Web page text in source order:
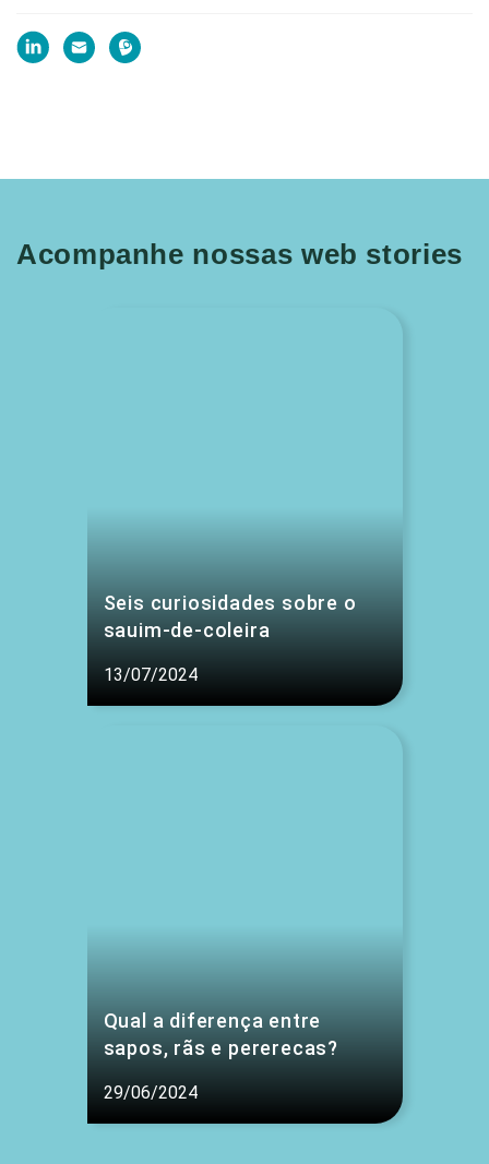
Acompanhe nossas web stories
Seis curiosidades sobre o
sauim-de-coleira
13/07/2024
Qual a diferença entre
sapos, rãs e pererecas?
29/06/2024